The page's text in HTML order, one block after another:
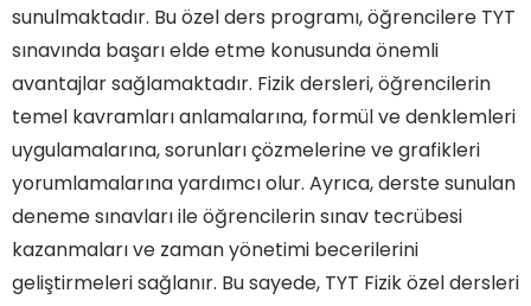
sunulmaktadır. Bu özel ders programı, öğrencilere TYT
sınavında başarı elde etme konusunda önemli
avantajlar sağlamaktadır. Fizik dersleri, öğrencilerin
temel kavramları anlamalarına, formül ve denklemleri
uygulamalarına, sorunları çözmelerine ve grafikleri
yorumlamalarına yardımcı olur. Ayrıca, derste sunulan
deneme sınavları ile öğrencilerin sınav tecrübesi
kazanmaları ve zaman yönetimi becerilerini
geliştirmeleri sağlanır. Bu sayede, TYT Fizik özel dersleri